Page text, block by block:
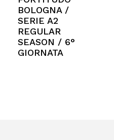
BOLOGNA /
SERIE A2
REGULAR
SEASON / 6°
GIORNATA